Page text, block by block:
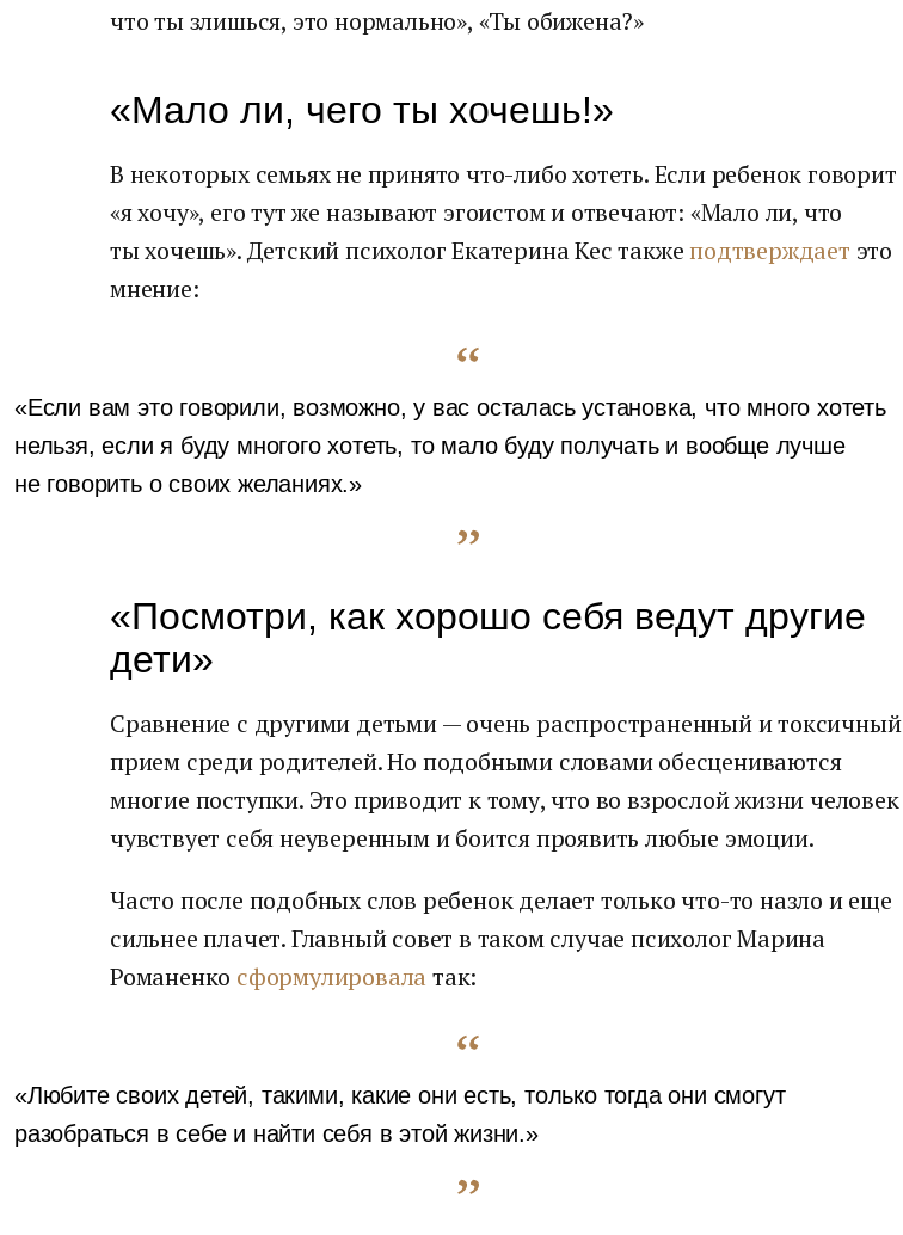
что ты злишься, это нормально», «Ты обижена?»
«Мало ли, чего ты хочешь!»
В некоторых семьях не принято что-либо хотеть. Если ребенок говорит
«я хочу», его тут же называют эгоистом и отвечают: «Мало ли, что
ты хочешь». Детский психолог Екатерина Кес такжеподтверждает это
мнение:
«Если вам это говорили, возможно, у вас осталась установка, что много хотеть
нельзя, если я буду многого хотеть, то мало буду получать и вообще лучше
не говорить о своих желаниях.»
«Посмотри, как хорошо себя ведут другие
дети»
Сравнение с другими детьми — очень распространенный и токсичный
прием среди родителей. Но подобными словами обесцениваются
многие поступки. Это приводит к тому, что во взрослой жизни человек
чувствует себя неуверенным и боится проявить любые эмоции.
Часто после подобных слов ребенок делает только что-то назло и еще
сильнее плачет. Главный совет в таком случае психолог Марина
Романенко сформулировала так:
«Любите своих детей, такими, какие они есть, только тогда они смогут
разобраться в себе и найти себя в этой жизни.»